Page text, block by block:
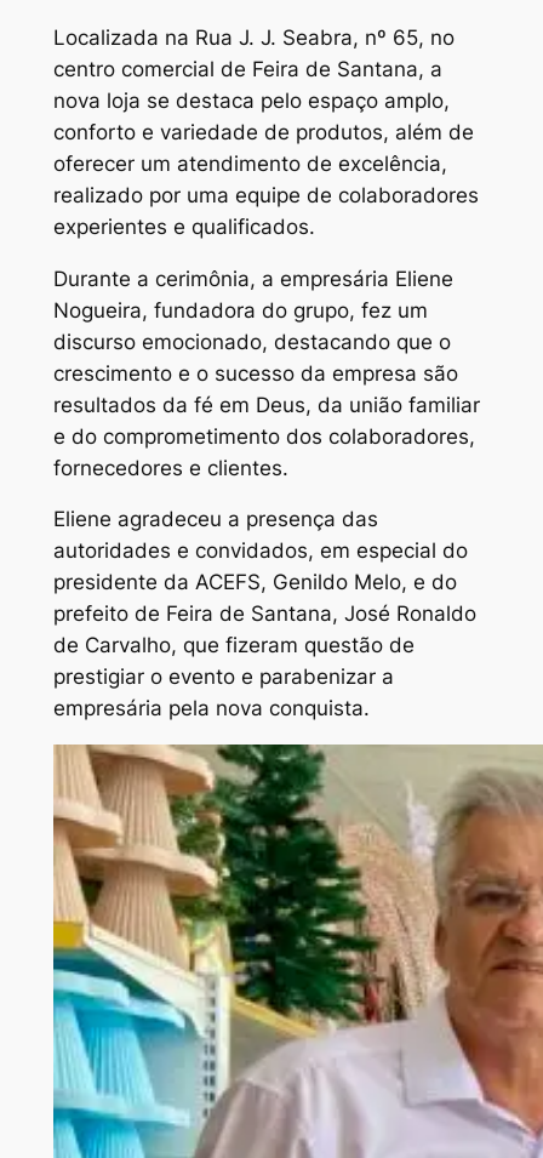
Localizada na Rua J. J. Seabra, nº 65, no
centro comercial de Feira de Santana, a
nova loja se destaca pelo espaço amplo,
conforto e variedade de produtos, além de
oferecer um atendimento de excelência,
realizado por uma equipe de colaboradores
experientes e qualificados.
Durante a cerimônia, a empresária Eliene
Nogueira, fundadora do grupo, fez um
discurso emocionado, destacando que o
crescimento e o sucesso da empresa são
resultados da fé em Deus, da união familiar
e do comprometimento dos colaboradores,
fornecedores e clientes.
Eliene agradeceu a presença das
autoridades e convidados, em especial do
presidente da ACEFS, Genildo Melo, e do
prefeito de Feira de Santana, José Ronaldo
de Carvalho, que fizeram questão de
prestigiar o evento e parabenizar a
empresária pela nova conquista.